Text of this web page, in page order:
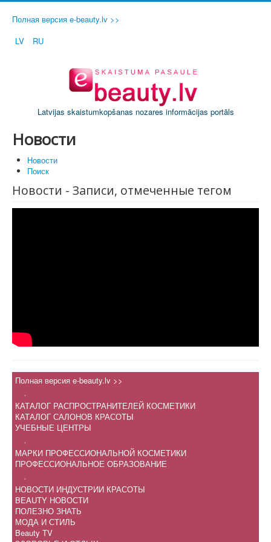
Полная версия e-beauty.lv >>
LV
RU
Latvijas skaistumkopšanas nozares informācijas portāls
Новости
Новости
Поиск
Новости - Записи, отмеченные тегом
Полная версия e-beauty.lv >>
.
КАТАЛОГ РАСПРОСТРАНИТЕЛЕЙ КОСМЕТИКИ
КАТАЛОГ САЛОНОВ КРАСОТЫ
УЧЕБНЫЕ ЦЕНТРЫ
.
МАРКИ ПРОФЕССИОНАЛЬНОЙ КОСМЕТИКИ
ПРОФЕССИОНАЛЬНОЕ ОБРАЗОВАНИЕ
.
НОВОСТИ ИНДУСТРИИ КРАСОТЫ
BEAUTY НОВОСТИ
ПОЛЕЗНО ЗНАТЬ
МОДА И СТИЛЬ
Beauty TV